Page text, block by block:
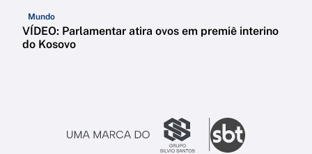
Mundo
VÍDEO: Parlamentar atira ovos em premiê interino
do Kosovo